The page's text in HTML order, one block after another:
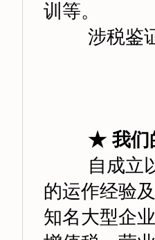
训等。
涉税鉴证
★ 我们
自成立以
的运作经验
知名大型企